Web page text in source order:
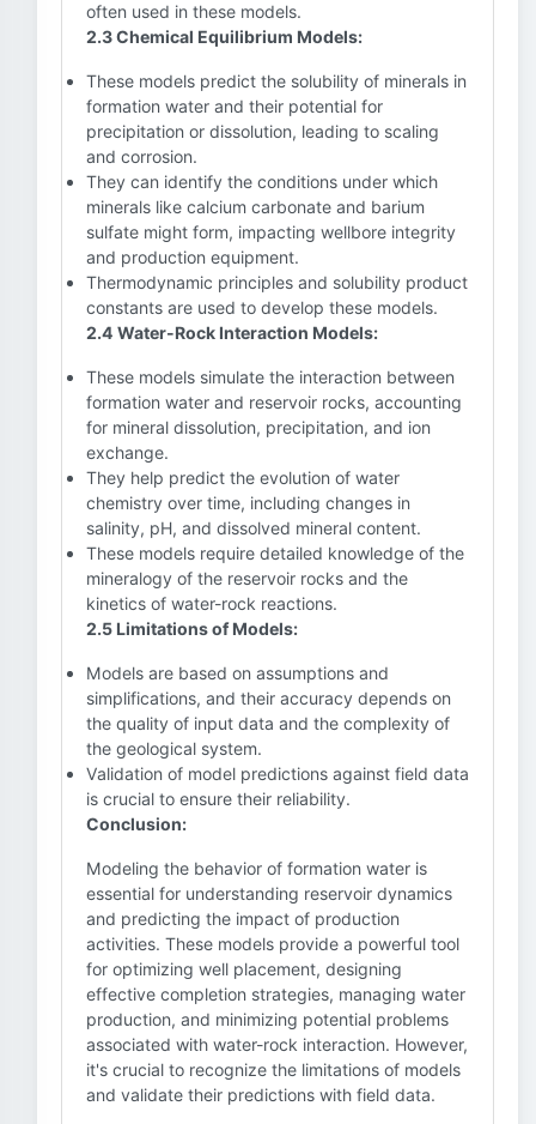
often used in these models.
2.3 Chemical Equilibrium Models:
These models predict the solubility of minerals in
formation water and their potential for
precipitation or dissolution, leading to scaling
and corrosion.
They can identify the conditions under which
minerals like calcium carbonate and barium
sulfate might form, impacting wellbore integrity
and production equipment.
Thermodynamic principles and solubility product
constants are used to develop these models.
2.4 Water-Rock Interaction Models:
These models simulate the interaction between
formation water and reservoir rocks, accounting
for mineral dissolution, precipitation, and ion
exchange.
They help predict the evolution of water
chemistry over time, including changes in
salinity, pH, and dissolved mineral content.
These models require detailed knowledge of the
mineralogy of the reservoir rocks and the
kinetics of water-rock reactions.
2.5 Limitations of Models:
Models are based on assumptions and
simplifications, and their accuracy depends on
the quality of input data and the complexity of
the geological system.
Validation of model predictions against field data
is crucial to ensure their reliability.
Conclusion:
Modeling the behavior of formation water is
essential for understanding reservoir dynamics
and predicting the impact of production
activities. These models provide a powerful tool
for optimizing well placement, designing
effective completion strategies, managing water
production, and minimizing potential problems
associated with water-rock interaction. However,
it's crucial to recognize the limitations of models
and validate their predictions with field data.